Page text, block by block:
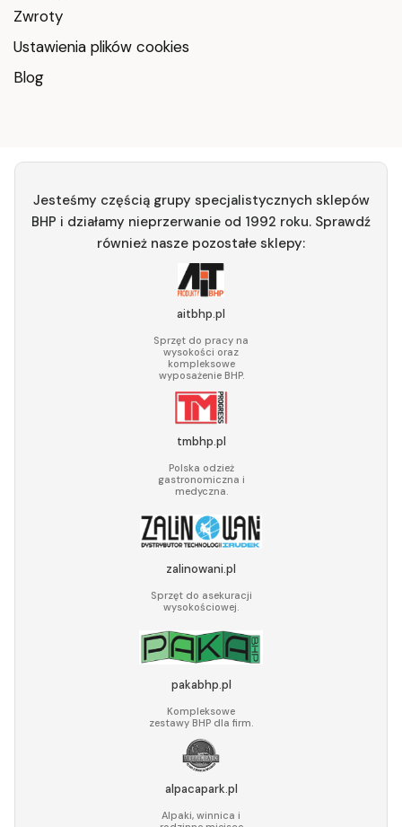
Zwroty
Ustawienia plików cookies
Blog
Jesteśmy częścią grupy specjalistycznych sklepów
BHP i działamy nieprzerwanie od 1992 roku. Sprawdź
również nasze pozostałe sklepy:
aitbhp.pl
Sprzęt do pracy na
wysokości oraz
kompleksowe
wyposażenie BHP.
tmbhp.pl
Polska odzież
gastronomiczna i
medyczna.
zalinowani.pl
Sprzęt do asekuracji
wysokościowej.
pakabhp.pl
Kompleksowe
zestawy BHP dla firm.
alpacapark.pl
Alpaki, winnica i